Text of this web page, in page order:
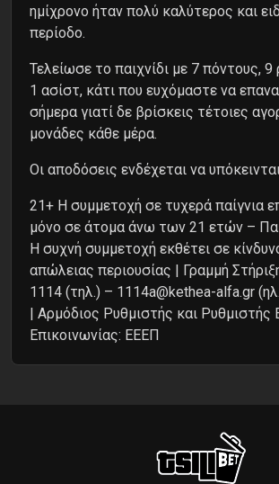
ημίχρονο ήταν πολύ καλύτερος και
περίοδο.
Τελείωσε το παιχνίδι με 7 πόντους, 9
1 ασίστ, κάτι που ευχόμαστε να
σήμερα γιατί δε βρίσκεις τέτοιες
μονάδες κάθε μέρα.
Oι αποδόσεις ενδέχεται να
21+ Η συμμετοχή σε τυχερά παίγνια
μόνο σε άτομα άνω των 21 ετών –
Η συχνή συμμετοχή εκθέτει σε
απώλειας περιουσίας | Γραμμή
1114 (τηλ.) – 1114a@kethea-alfa.gr
| Αρμόδιος Ρυθμιστής και Ρυθμιστής
Επικοινωνίας: ΕΕΕΠ